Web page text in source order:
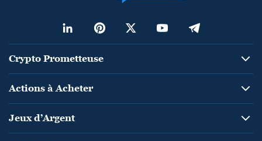
Crypto Prometteuse
Actions à Acheter
Jeux d’Argent